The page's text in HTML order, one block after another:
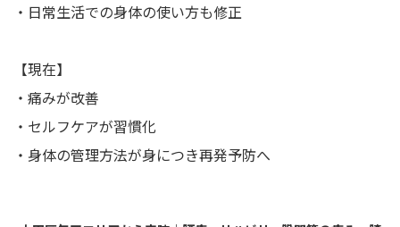
・日常生活での身体の使い方も修正
【現在】
・痛みが改善
・セルフケアが習慣化
・身体の管理方法が身につき再発予防へ